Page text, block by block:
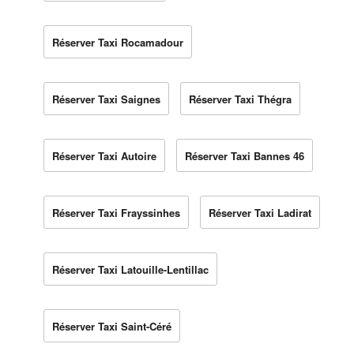
Réserver Taxi Rocamadour
Réserver Taxi Saignes Réserver Taxi Thégra
Réserver Taxi Autoire Réserver Taxi Bannes 46
Réserver Taxi Frayssinhes Réserver Taxi Ladirat
Réserver Taxi Latouille-Lentillac
Réserver Taxi Saint-Céré